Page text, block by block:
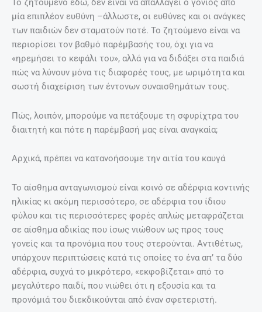
Το ζητούμενο εδώ, δεν είναι να απαλλαγεί ο γονιός από
μία επιπλέον ευθύνη –άλλωστε, οι ευθύνες και οι ανάγκες
των παιδιών δεν σταματούν ποτέ. Το ζητούμενο είναι να
περιορίσει τον βαθμό παρέμβασής του, όχι για να
«ηρεμήσει το κεφάλι του», αλλά για να διδάξει στα παιδιά
πώς να λύνουν μόνα τις διαφορές τους, με ωριμότητα και
σωστή διαχείριση των έντονων συναισθημάτων τους.
Πώς, λοιπόν, μπορούμε να πετάξουμε τη σφυρίχτρα του
διαιτητή και πότε η παρέμβασή μας είναι αναγκαία;
Αρχικά, πρέπει να κατανοήσουμε την αιτία του καυγά
Το αίσθημα ανταγωνισμού είναι κοινό σε αδέρφια κοντινής
ηλικίας κι ακόμη περισσότερο, σε αδέρφια του ίδιου
φύλου και τις περισσότερες φορές απλώς μεταφράζεται
σε αίσθημα αδικίας που ίσως νιώθουν ως προς τους
γονείς και τα προνόμια που τους στερούνται. Αντιθέτως,
υπάρχουν περιπτώσεις κατά τις οποίες το ένα απ’ τα δύο
αδέρφια, συχνά το μικρότερο, «εκφοβίζεται» από το
μεγαλύτερο παιδί, που νιώθει ότι η εξουσία και τα
προνόμιά του διεκδικούνται από έναν σφετεριστή.